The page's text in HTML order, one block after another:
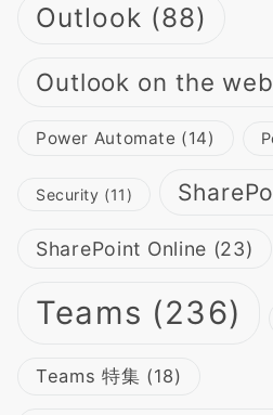
Outlook (88)
Outlook on the web
Power Automate (14)
Security (11)
SharePoint Online (23)
Teams (236)
Teams 特集 (18)